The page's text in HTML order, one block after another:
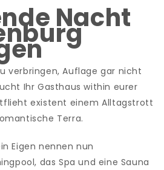
Nacht
verbringen, Auflage gar nicht
Ihr Gasthaus within eurer
existent einem Alltagstrott
Terra.
Eigen nennen nun
das Spa und eine Sauna